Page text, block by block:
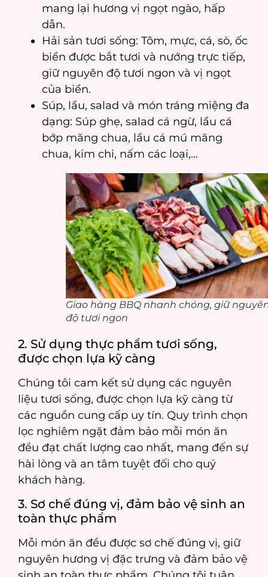
mang lại hương vị ngọt ngào, hấp
dẫn.
Hải sản tươi sống: Tôm, mực, cá, sò, ốc
biển được bắt tươi và nướng trực tiếp,
giữ nguyên độ tươi ngon và vị ngọt
của biển.
Súp, lẩu, salad và món tráng miệng đa
dạng: Súp ghẹ, salad cá ngừ, lẩu cá
bớp măng chua, lẩu cá mú măng
chua, kim chi, nấm các loại,…
Giao hàng BBQ nhanh chóng, giữ
độ tươi ngon
2. Sử dụng thực phẩm tươi sống,
được chọn lựa kỹ càng
Chúng tôi cam kết sử dụng các nguyên
liệu tươi sống, được chọn lựa kỹ càng từ
các nguồn cung cấp uy tín. Quy trình chọn
lọc nghiêm ngặt đảm bảo mỗi món ăn
đều đạt chất lượng cao nhất, mang đến sự
hài lòng và an tâm tuyệt đối cho quý
khách hàng.
3. Sơ chế đúng vị, đảm bảo vệ sinh an
toàn thực phẩm
Mỗi món ăn đều được sơ chế đúng vị, giữ
nguyên hương vị đặc trưng và đảm bảo vệ